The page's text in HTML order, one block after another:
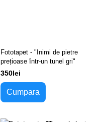
Fototapet - "Inimi de pietre
prețioase într-un tunel gri"
350lei
Cumpara